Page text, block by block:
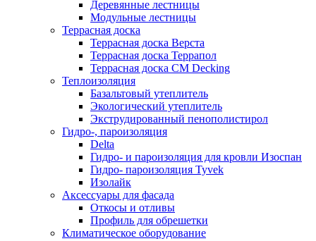
Деревянные лестницы
Модульные лестницы
Террасная доска
Террасная доска Верста
Террасная доска Террапол
Террасная доска CM Decking
Теплоизоляция
Базальтовый утеплитель
Экологический утеплитель
Экструдированный пенополистирол
Гидро-, пароизоляция
Delta
Гидро- и пароизоляция для кровли Изоспан
Гидро- пароизоляция Tyvek
Изолайк
Аксессуары для фасада
Откосы и отливы
Профиль для обрешетки
Климатическое оборудование